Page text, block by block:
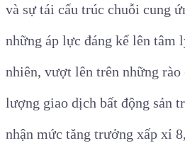
và sự tái cấu trúc chuỗi cung
những áp lực đáng kể lên tâm
nhiên, vượt lên trên những rào
lượng giao dịch bất động sản
nhận mức tăng trưởng xấp xỉ